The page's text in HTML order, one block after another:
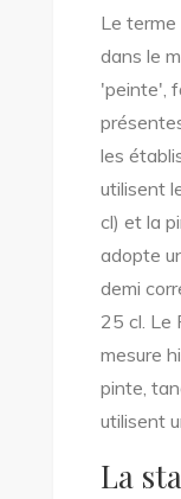
Le
dans le
'peinte',
les
utilisent
cl) et la
adopte
demi
25 cl. Le
mesure
pinte,
utilisent
La